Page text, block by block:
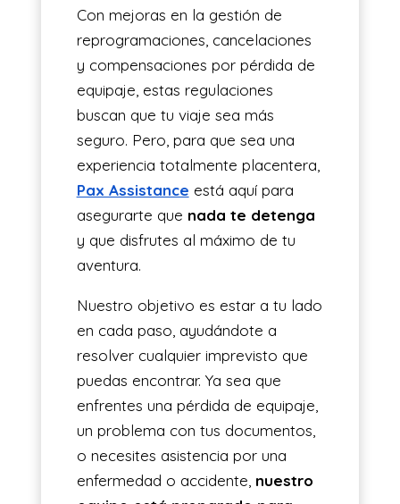
Con mejoras en la gestión de
reprogramaciones, cancelaciones
y compensaciones por pérdida de
equipaje, estas regulaciones
buscan que tu viaje sea más
seguro. Pero, para que sea una
experiencia totalmente placentera,
Pax Assistance está aquí para
asegurarte que nada te detenga
y que disfrutes al máximo de tu
aventura.
Nuestro objetivo es estar a tu lado
en cada paso, ayudándote a
resolver cualquier imprevisto que
puedas encontrar. Ya sea que
enfrentes una pérdida de equipaje,
un problema con tus documentos,
o necesites asistencia por una
enfermedad o accidente, nuestro